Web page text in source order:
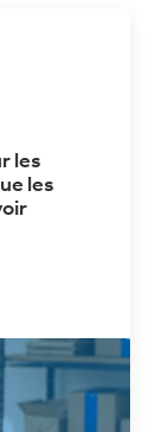
les
les